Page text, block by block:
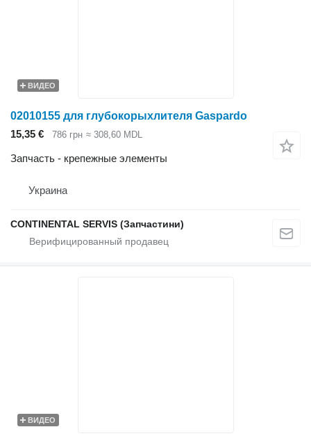
ВИДЕО
02010155 для глубокорыхлителя Gaspardo
15,35 €
786 грн ≈ 308,60 MDL
Запчасть - крепежные элементы
Украина
CONTINENTAL SERVIS (Запчастини)
ВИДЕО